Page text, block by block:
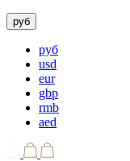
руб
руб
usd
eur
gbp
rmb
aed